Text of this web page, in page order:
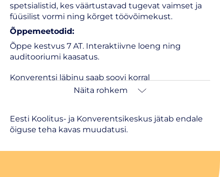
spetsialistid, kes väärtustavad tugevat vaimset ja
füüsilist vormi ning kõrget töövõimekust.
Õppemeetodid:
Õppe kestvus 7 AT. Interaktiivne loeng ning
auditooriumi kaasatus.
Konverentsi läbinu saab soovi korral
tunnistuse, kui osaleja on täitnud kõiki õppekava
Näita rohkem
Eesti Koolitus- ja Konverentsikeskus jätab endale
õiguse teha kavas muudatusi.